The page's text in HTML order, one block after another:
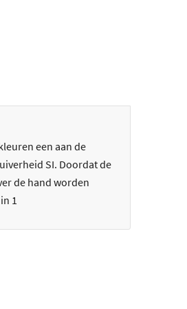
een aan de
SI. Doordat de
de hand worden
1